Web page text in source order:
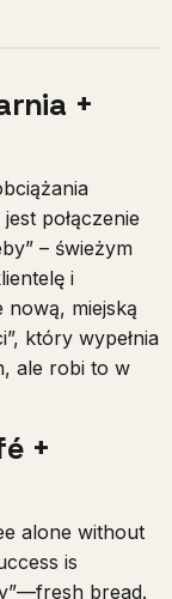
+
połączenie
– świeżym
i
nową, miejską
który wypełnia
ale robi to w
+
alone without
is
bread.